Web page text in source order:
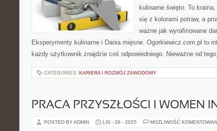
kulinarne święto. To
się z kolorami potraw, a
ważne jak wyrafinowane
Eksperymenty kulinarne i Dania mięsne. Ogorkiewicz.com.pl to
każdy użytkownik znajdzie coś odpowiedniego. Nieważne od
CATEGORIES: KARIERA I ROZWÓJ ZAWODOWY
PRACA PRZYSZŁOŚCI I WOMEN
POSTED BY ADMIN LIS - 26 - 2025 MOŻLIWOŚĆ